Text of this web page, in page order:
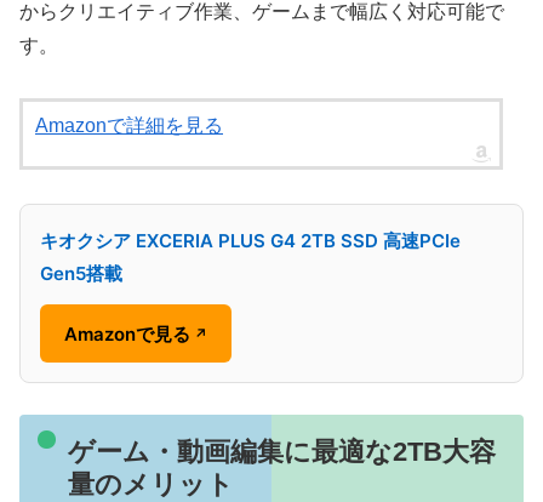
からクリエイティブ作業、ゲームまで幅広く対応可能で
す。
Amazonで詳細を見る
キオクシア EXCERIA PLUS G4 2TB SSD 高速PCIe
Gen5搭載
Amazonで見る ↗
ゲーム・動画編集に最適な2TB大容
量のメリット